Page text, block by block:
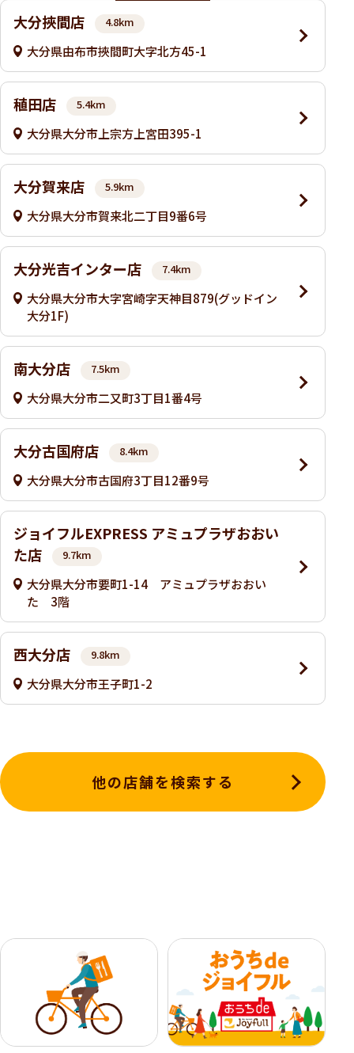
大分挾間店
4.8km
大分県由布市挾間町大字北方45-1
稙田店 5.4km
大分県大分市上宗方上宮田395-1
大分賀来店 5.9km
大分県大分市賀来北二丁目9番6号
大分光吉インター店 7.4km
大分県大分市大字宮崎字天神目879(グッドイン
大分1F)
南大分店 7.5km
大分県大分市二又町3丁目1番4号
大分古国府店 8.4km
大分県大分市古国府3丁目12番9号
ジョイフルEXPRESS アミュプラザおおい
た店
9.7km
大分県大分市要町1-14 アミュプラザおおい
た 3階
西大分店 9.8km
大分県大分市王子町1-2
他の店舗を検索する